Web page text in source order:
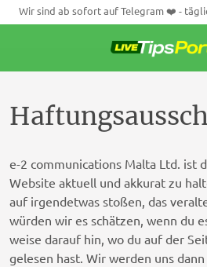
Wir sind ab sofort auf Telegram ❤️ -
Inhalt
e-2 communications Malta Ltd. ist
Website aktuell und akkurat zu
auf irgendetwas stoßen, das
würden wir es schätzen, wenn du
weise darauf hin, wo du auf der
gelesen hast. Wir werden uns